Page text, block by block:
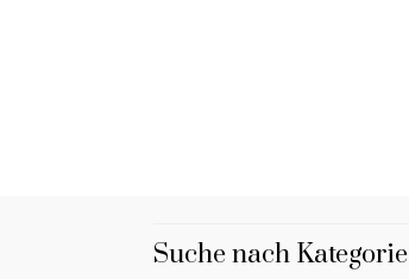
Suche nach Kategorie